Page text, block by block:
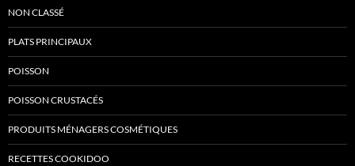
NON CLASSÉ
PLATS PRINCIPAUX
POISSON
POISSON CRUSTACÉS
PRODUITS MÉNAGERS COSMÉTIQUES
RECETTES COOKIDOO